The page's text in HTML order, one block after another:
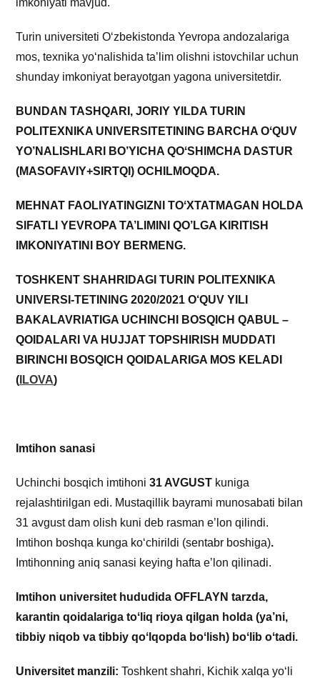
Turin universiteti Oʻzbekistonda Yevropa andozalariga
mos, texnika yoʻnalishida ta’lim olishni istovchilar uchun
shunday imkoniyat berayotgan yagona universitetdir.
BUNDAN TASHQARI, JORIY YILDA TURIN
POLITEXNIKA UNIVERSITETINING BARCHA OʻQUV
YO’NALISHLARI BO’YICHA QOʻSHIMCHA DASTUR
(MASOFAVIY+SIRTQI) OCHILMOQDA.
MEHNAT FAOLIYATINGIZNI TOʻXTATMAGAN HOLDA
SIFATLI YEVROPA TA’LIMINI QO’LGA KIRITISH
IMKONIYATINI BOY BERMENG.
TOSHKENT SHAHRIDAGI TURIN POLITEXNIKA
UNIVERSI-TETINING 2020/2021 O‘QUV YILI
BAKALAVRIATIGA UCHINCHI BOSQICH QABUL –
QOIDALARI VA HUJJAT TOPSHIRISH MUDDATI
BIRINCHI BOSQICH QOIDALARIGA MOS KELADI
( ILOVA)
Imtihon sanasi
Uchinchi bosqich imtihoni31 AVGUST kuniga
rejalashtirilgan edi. Mustaqillik bayrami munosabati bilan
31 avgust dam olish kuni deb rasman e’lon qilindi.
Imtihon boshqa kunga koʻchirildi (sentabr boshiga).
Imtihonning aniq sanasi keying hafta e’lon qilinadi.
Imtihon universitet hududida OFFLAYN tarzda,
karantin qoidalariga toʻliq rioya qilgan holda (ya’ni,
tibbiy niqob va tibbiy qoʻlqopda boʻlish) boʻlib oʻtadi.
Universitet manzili:Toshkent shahri, Kichik xalqa yoʻli